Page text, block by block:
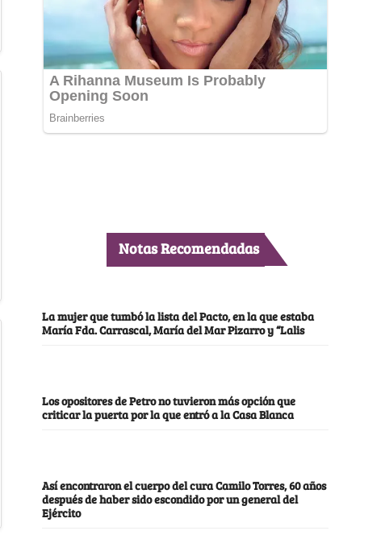
Notas Recomendadas
La mujer que tumbó la lista del Pacto, en la que estaba
María Fda. Carrascal, María del Mar Pizarro y “Lalis
Los opositores de Petro no tuvieron más opción que
criticar la puerta por la que entró a la Casa Blanca
Así encontraron el cuerpo del cura Camilo Torres, 60 años
después de haber sido escondido por un general del
Ejército